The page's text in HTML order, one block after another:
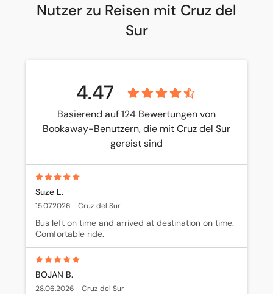
Nutzer zu Reisen mit Cruz del
Sur
4.47
Basierend auf 124 Bewertungen von
Bookaway-Benutzern, die mit Cruz del Sur
gereist sind
Suze L.
15.07.2026 Cruz del Sur
Bus left on time and arrived at destination on time.
Comfortable ride.
BOJAN B.
28.06.2026 Cruz del Sur